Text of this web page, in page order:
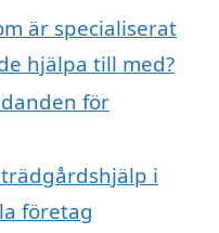
är specialiserat
hjälpa till med?
för
i
företag